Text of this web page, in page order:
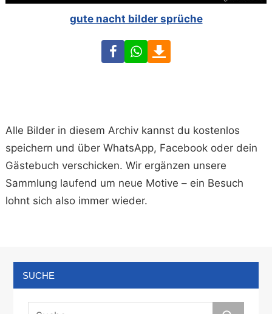
gute nacht bilder sprüche
FacebookWhatsApp
Alle Bilder in diesem Archiv kannst du kostenlos
speichern und über WhatsApp, Facebook oder dein
Gästebuch verschicken. Wir ergänzen unsere
Sammlung laufend um neue Motive – ein Besuch
lohnt sich also immer wieder.
SUCHE